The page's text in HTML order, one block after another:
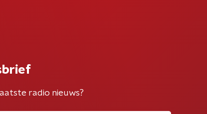
radio nieuws?